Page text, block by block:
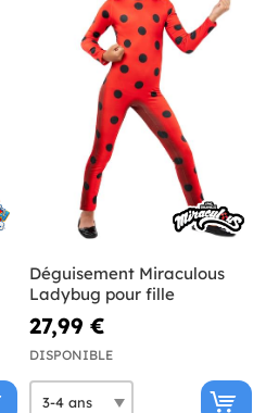
Déguisement Miraculous
Ladybug pour fille
27,99 €
DISPONIBLE